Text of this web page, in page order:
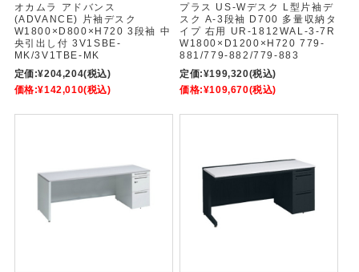
オカムラ アドバンス
(ADVANCE) 片袖デスク
W1800×D800×H720 3段袖 中
央引出し付 3V1SBE-
MK/3V1TBE-MK
定価:¥204,204(税込)
価格:¥142,010(税込)
プラス US-Wデスク L型片袖デ
スク A-3段袖 D700 多量収納タ
イプ 右用 UR-1812WAL-3-7R
W1800×D1200×H720 779-
881/779-882/779-883
定価:¥199,320(税込)
価格:¥109,670(税込)